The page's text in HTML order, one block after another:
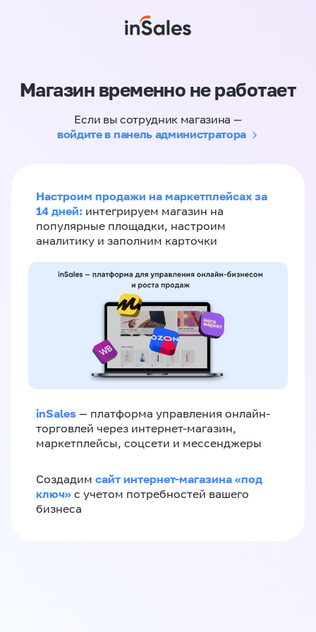
Магазин временно не работает
Если вы сотрудник магазина —
войдите в панель администратора
Настроим продажи на маркетплейсах за
14 дней: интегрируем магазин на
популярные площадки, настроим
аналитику и заполним карточки
inSales — платформа управления онлайн-
торговлей через интернет-магазин,
маркетплейсы, соцсети и мессенджеры
Создадим сайт интернет-магазина «под
ключ» с учетом потребностей вашего
бизнеса